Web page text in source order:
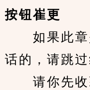
按钮崔更
如果此章
话的，请跳
请你先收